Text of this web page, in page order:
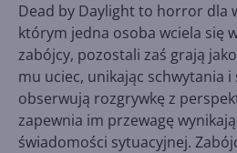
Dead by Daylight to horror dla
którym jedna osoba wciela się
zabójcy, pozostali zaś grają
mu uciec, unikając schwytania
obserwują rozgrywkę z
zapewnia im przewagę
świadomości sytuacyjnej.